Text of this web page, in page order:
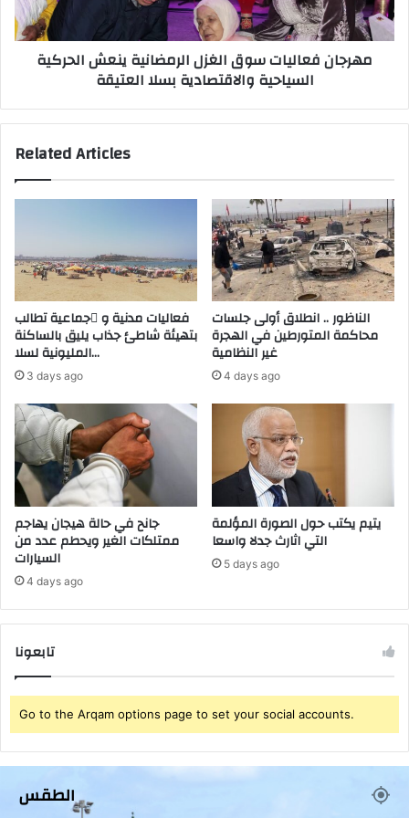
ا
ل
د
ت
ر
س
ة
ا
ن
ظ
ر
ي
ة
ف
ي
ق
ا
ل
و
ي
ل
ل
ع
ا
و
ل
ا
ر
م
ا
ن
ي
ة
ي
ن
ش
ا
ل
ح
ك
ة
س
ا
ح
ة
مهرجان فعاليات سوق الغزل الرمضانية ينعش الحركية
السياحية والاقتصادية بسلا العتيقة
Related Articles
فعاليات مدنية و َجماعية تطالب
بتهيئة شاطئ جذاب يليق بالساكنة
المليونية لسلا…
3 days ago
الناظور .. انطلاق أولى جلسات
محاكمة المتورطين في الهجرة
غير النظامية
4 days ago
جانح في حالة هيجان يهاجم
ممتلكات الغير ويحطم عدد من
السيارات
4 days ago
يتيم يكتب حول الصورة المؤلمة
التي اثارث جدلا واسعا
5 days ago
تابعونا
Go to the Arqam options page to set your social accounts.
الطقس